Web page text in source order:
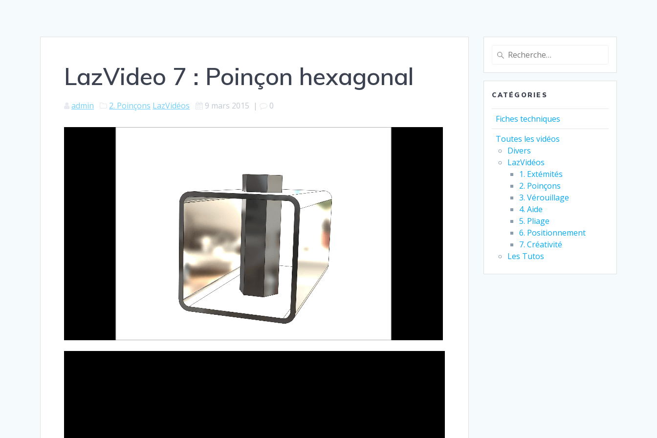
LazVideo 7 : Poinçon hexagonal
admin 2. Poinçons LazVidéos 9 mars 2015 | 0
Recherche
:
CATÉGORIES
Fiches techniques
Toutes les vidéos
Divers
LazVidéos
1. Extémités
2. Poinçons
3. Vérouillage
4. Aide
5. Pliage
6. Positionnement
7. Créativité
Les Tutos